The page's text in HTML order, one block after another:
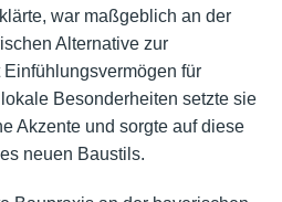
war maßgeblich an der
Alternative zur
für
Besonderheiten setzte sie
Akzente und sorgte auf diese
neuen Baustils.